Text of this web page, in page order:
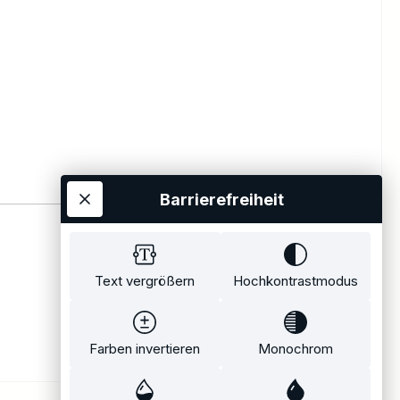
Text vergrößern Hochkontrastmodus
Farben invertieren Monochrom
Barrierefreiheit